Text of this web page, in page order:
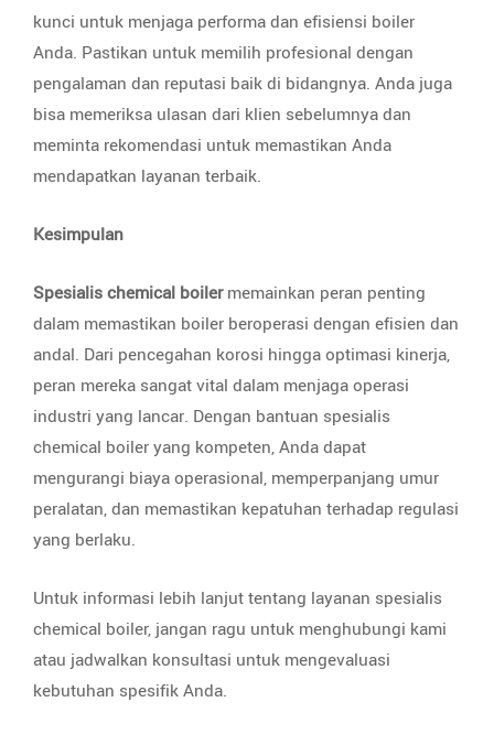
kunci untuk menjaga performa dan efisiensi boiler
Anda. Pastikan untuk memilih profesional dengan
pengalaman dan reputasi baik di bidangnya. Anda juga
bisa memeriksa ulasan dari klien sebelumnya dan
meminta rekomendasi untuk memastikan Anda
mendapatkan layanan terbaik.
Kesimpulan
Spesialis chemical boilermemainkan peran penting
dalam memastikan boiler beroperasi dengan efisien dan
andal. Dari pencegahan korosi hingga optimasi kinerja,
peran mereka sangat vital dalam menjaga operasi
industri yang lancar. Dengan bantuan spesialis
chemical boiler yang kompeten, Anda dapat
mengurangi biaya operasional, memperpanjang umur
peralatan, dan memastikan kepatuhan terhadap regulasi
yang berlaku.
Untuk informasi lebih lanjut tentang layanan spesialis
chemical boiler, jangan ragu untuk menghubungi kami
atau jadwalkan konsultasi untuk mengevaluasi
kebutuhan spesifik Anda.